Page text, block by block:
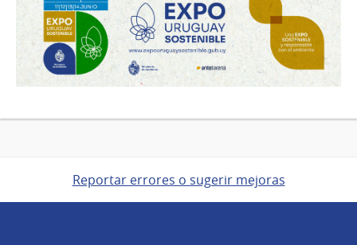
Reportar errores o sugerir mejoras